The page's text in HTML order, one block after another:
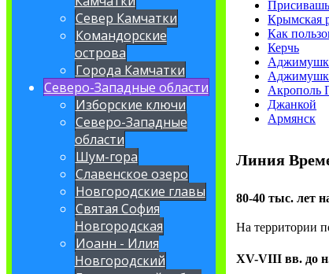
Север Камчатки
Командорские
острова
Города Камчатки
Северо-Западные области
Изборские ключи
Северо-Западные
области
Шум-гора
Славенское озеро
Новгородские главы
Святая София
Новгородская
Иоанн - Илия
Новгородский
Крымская
Как
Керчь
Акрополь
Джанкой
Армянск
Линия
80-40 тыс. лет
На территории
XV-VIII вв. до